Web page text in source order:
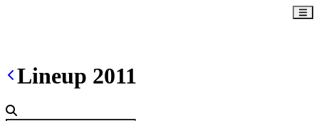
Lineup 2011